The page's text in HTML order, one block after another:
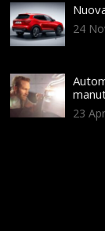
24
23